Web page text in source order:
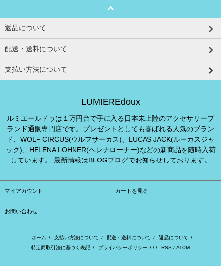
返品について
配送・送料について
支払い方法について
LUMIEREdoux
ルミエールドゥは１万円台で手に入る日本未上陸のアクセサリーブ
ランド通販専門店です。プレゼントとしても喜ばれる人気のブラン
ド、WOLF CIRCUS(ウルフサーカス)、LUCAS JACK(ルーカスジャ
ック)、HELENA LOHNER(ヘレナローナー)などの新商品を随時入荷
しています。 最新情報はBLOGブログでお知らせしております。
マイアカウント カートを見る
お問い合わせ
ホーム / 支払い方法について / 配送・送料について / 返品について /
特定商取引法に基づく表記 / プライバシーポリシー / / / RSS / ATOM